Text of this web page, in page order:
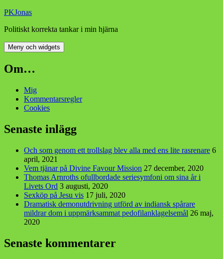
Hoppa
innehåll
PKJonas
Politiskt korrekta tankar i min hjärna
Meny och widgets
Om…
Mig
Kommentarsregler
Cookies
Senaste inlägg
Och som genom ett trollslag blev alla med ens lite rasrenare 6
april, 2021
Vem tjänar på Divine Favour Mission 27 december, 2020
Thomas Arnroths ofullbordade seriesymfoni om sina år i
Livets Ord 3 augusti, 2020
Sexköp på Jesu vis 17 juli, 2020
Dramatisk demonutdrivning utförd av indiansk spårare
mildrar dom i uppmärksammat pedofilanklagelsemål 26 maj,
2020
Senaste kommentarer